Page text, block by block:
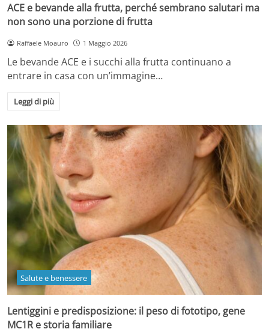
ACE e bevande alla frutta, perché sembrano salutari ma
non sono una porzione di frutta
Raffaele Moauro 1 Maggio 2026
Le bevande ACE e i succhi alla frutta continuano a
entrare in casa con un’immagine…
Leggi di più
Salute e benessere
Lentiggini e predisposizione: il peso di fototipo, gene
MC1R e storia familiare